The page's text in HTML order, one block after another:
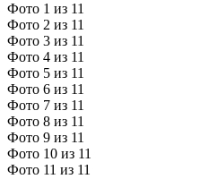
Фото 1 из 11
Фото 2 из 11
Фото 3 из 11
Фото 4 из 11
Фото 5 из 11
Фото 6 из 11
Фото 7 из 11
Фото 8 из 11
Фото 9 из 11
Фото 10 из 11
Фото 11 из 11